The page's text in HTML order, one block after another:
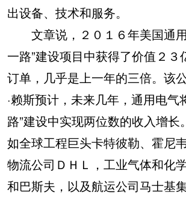
出设备、技术和服务。
文章说，２０１６年美国通用
一路”建设项目中获得了价值２３
订单，几乎是上一年的三倍。该
·赖斯预计，未来几年，通用电气
路”建设中实现两位数的收入增长
如全球工程巨头卡特彼勒、霍尼
物流公司ＤＨＬ，工业气体和化
和巴斯夫，以及航运公司马士基